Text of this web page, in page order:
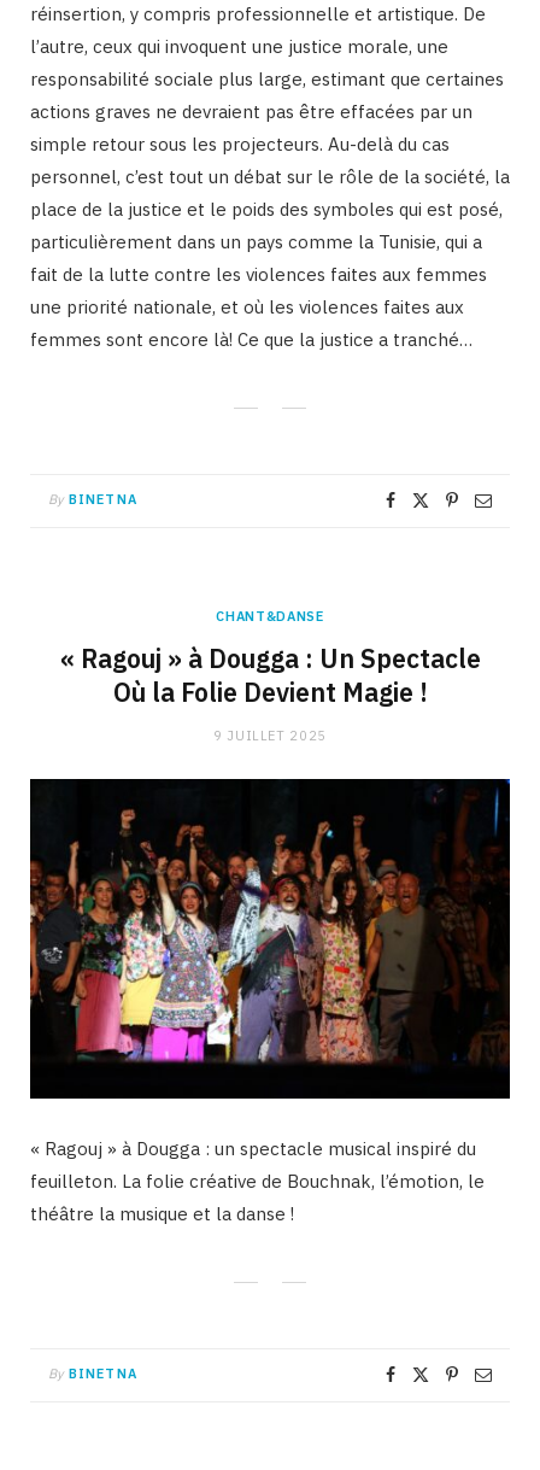
réinsertion, y compris professionnelle et artistique. De
l’autre, ceux qui invoquent une justice morale, une
responsabilité sociale plus large, estimant que certaines
actions graves ne devraient pas être effacées par un
simple retour sous les projecteurs. Au-delà du cas
personnel, c’est tout un débat sur le rôle de la société, la
place de la justice et le poids des symboles qui est posé,
particulièrement dans un pays comme la Tunisie, qui a
fait de la lutte contre les violences faites aux femmes
une priorité nationale, et où les violences faites aux
femmes sont encore là! Ce que la justice a tranché…
By BINETNA
CHANT&DANSE
« Ragouj » à Dougga : Un Spectacle
Où la Folie Devient Magie !
9 JUILLET 2025
« Ragouj » à Dougga : un spectacle musical inspiré du
feuilleton. La folie créative de Bouchnak, l’émotion, le
théâtre la musique et la danse !
By BINETNA